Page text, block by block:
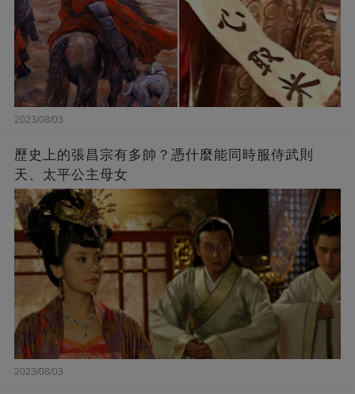
2023/08/03
歷史上的張昌宗有多帥？憑什麼能同時服侍武則
天、太平公主母女
2023/08/03